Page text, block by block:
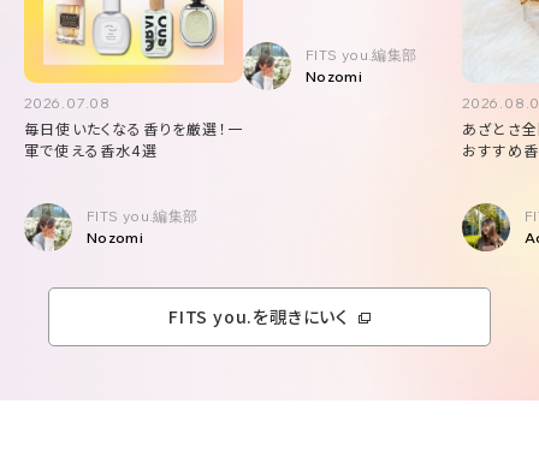
2026.07.08
毎日使いたくなる香りを厳選！一
軍で使える香水4選
FITS you.編集部
Nozomi
FITS you.編集部
Nozomi
あざとさ
おすすめ
FITS you.を覗きにいく